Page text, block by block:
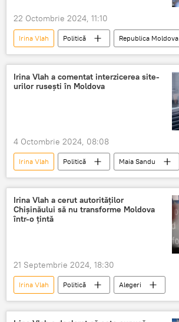
22 Octombrie 2024, 11:10
Irina Vlah Politică Republica Moldova
Irina Vlah a comentat interzicerea site-
urilor rusești în Moldova
4 Octombrie 2024, 08:08
Irina Vlah Politică
Maia Sandu
Alegeri
Irina Vlah a cerut autorităților
Chișinăului să nu transforme Moldova
într-o țintă
21 Septembrie 2024, 18:30
Irina Vlah Politică
Alegeri
Moldova
NATO PAS